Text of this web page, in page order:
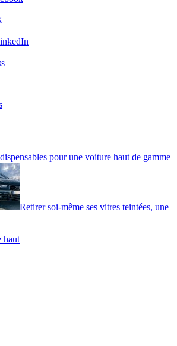
pour une voiture haut de gamme
Retirer soi-même ses vitres teintées, une
haut